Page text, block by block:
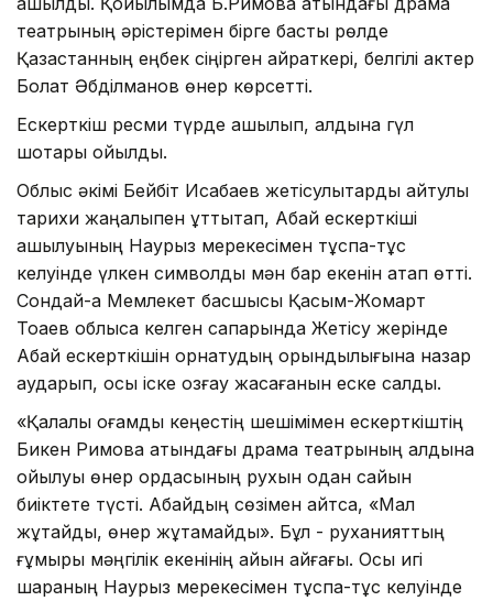
театрының әрістерімен бірге басты рөлде
Қазақстанның еңбек сіңірген қайраткері, белгілі актер
Болат Әбділманов өнер көрсетті.
Ескерткіш ресми түрде ашылып, алдына гүл
шоқтары қойылды.
Облыс әкімі Бейбіт Исабаев жетісулықтарды айтулы
тарихи жаңалықпен құттықтап, Абай ескерткіші
ашылуының Наурыз мерекесімен тұспа-тұс
келуінде үлкен символдық мән бар екенін атап өтті.
Сондай-ақ Мемлекет басшысы Қасым-Жомарт
Тоқаев облысқа келген сапарында Жетісу жерінде
Абай ескерткішін орнатудың орындылығына назар
аударып, осы іске қозғау жасағанын еске салды.
«Қалалық қоғамдық кеңестің шешімімен ескерткіштің
Бикен Римова атындағы драма театрының алдына
қойылуы өнер ордасының рухын одан сайын
биіктете түсті. Абайдың сөзімен айтсақ, «Мал
жұтайды, өнер жұтамайды». Бұл - руханияттың
ғұмыры мәңгілік екенінің айқын айғағы. Осы игі
шараның Наурыз мерекесімен тұспа-тұс келуінде